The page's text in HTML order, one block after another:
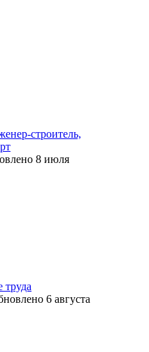
строитель,
8 июля
труда
6 августа